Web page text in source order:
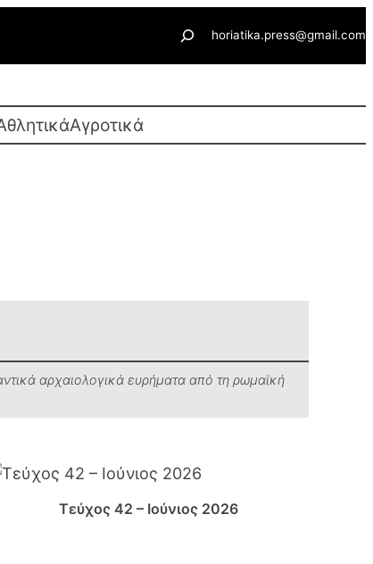
Αναζήτησηhoriatika.press@gmail.com
Αγροτικά
αρχαιολογικά ευρήματα από τη ρωμαϊκή
Τεύχος 42 – Ιούνιος 2026